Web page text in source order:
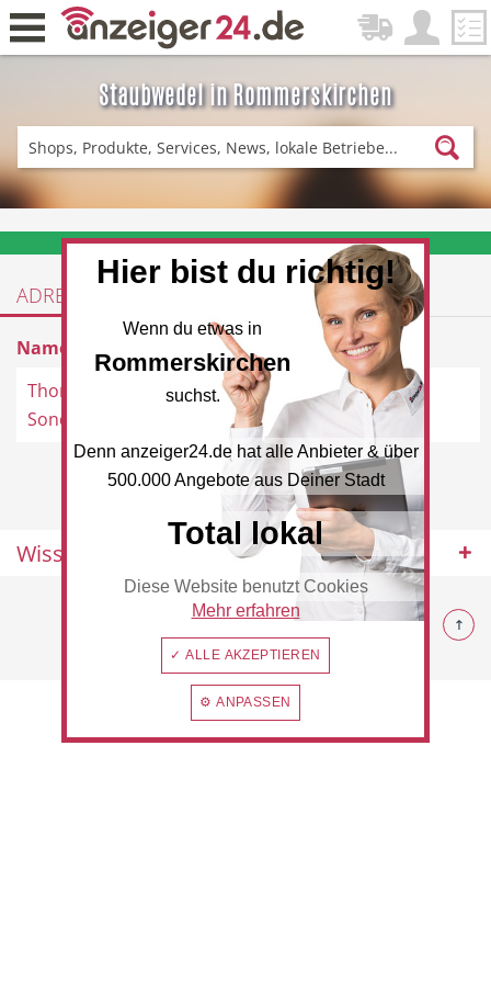
Staubwedel in Rommerskirchen
Zurück
Fitness & Sport Einkaufen
DE-News News
Restaurant Hotel
Beauty & Wellness Auto
Handwerk Sport & Freizeit
❤️ Aktuelle Angebote & Prospekte per Newsletter erhalten
ADRESSEN
Name
Adresse
Thomas Philipps
Sonderposten
Venloerstraße 2, 41569
Rommerskirchen
Wissenswertes
© 2026 Rommerskirchen
Hier bist du richtig!
Wenn du etwas in
Rommerskirchen
suchst.
Denn anzeiger24.de hat alle Anbieter & über
500.000 Angebote aus Deiner Stadt
Total lokal
Diese Website benutzt Cookies
Mehr erfahren
✓ ALLE AKZEPTIEREN
⚙ ANPASSEN